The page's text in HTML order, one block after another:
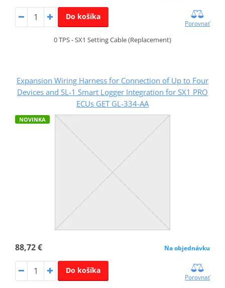
Do košíka
Porovnať
0 TPS - SX1 Setting Cable (Replacement)
Expansion Wiring Harness for Connection of Up to Four
Devices and SL-1 Smart Logger Integration for SX1 PRO
ECUs GET GL-334-AA
NOVINKA
88,72 € Na objednávku
Do košíka
Porovnať